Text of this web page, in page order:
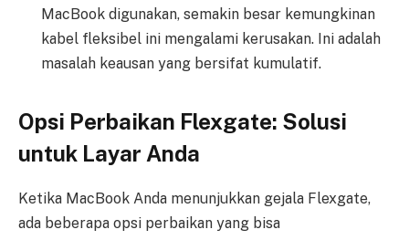
MacBook digunakan, semakin besar kemungkinan
kabel fleksibel ini mengalami kerusakan. Ini adalah
masalah keausan yang bersifat kumulatif.
Opsi Perbaikan Flexgate: Solusi
untuk Layar Anda
Ketika MacBook Anda menunjukkan gejala Flexgate,
ada beberapa opsi perbaikan yang bisa